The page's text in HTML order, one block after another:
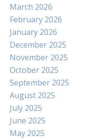
March 2026
February 2026
January 2026
December 2025
November 2025
October 2025
September 2025
August 2025
July 2025
June 2025
May 2025